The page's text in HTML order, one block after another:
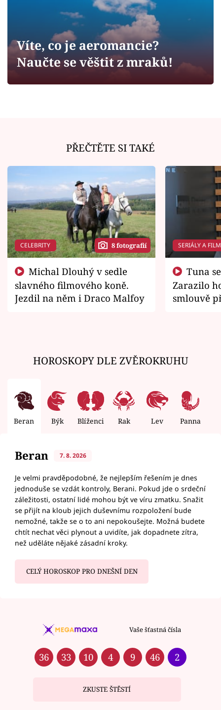
Sledujte prima+
Filmový festival Karlovy Vary
Sledujte nás
Víte, co je aeromancie?
Naučte se věštit z mraků!
PŘEČTĚTE SI TAKÉ
CELEBRITY 8 fotografií
slavného filmového koně.
Jezdil na něm i Draco Malfoy
SERIÁLY A
Zarazilo
smlouvě
HOROSKOPY DLE ZVĚROKRUHU
Beran Býk Blíženci Rak Lev Panna
Beran 7. 8. 2026
Je velmi pravděpodobné, že nejlepším řešením je dnes
jednoduše se vzdát kontroly, Berani. Pokud jde o srdeční
záležitosti, ostatní lidé mohou být ve víru zmatku. Snažit
se přijít na kloub jejich duševnímu rozpoložení bude
nemožné, takže se o to ani nepokoušejte. Možná budete
chtít nechat věci plynout a uvidíte, jak dopadnete zítra,
než uděláte nějaké zásadní kroky.
CELÝ HOROSKOP PRO DNEŠNÍ DEN
Vaše šťastná čísla
36 33 10 4 9 46 2
ZKUSTE ŠTĚSTÍ